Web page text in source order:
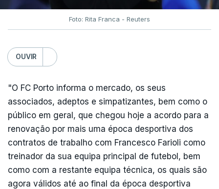
Foto: Rita Franca - Reuters
OUVIR
"O FC Porto informa o mercado, os seus
associados, adeptos e simpatizantes, bem como o
público em geral, que chegou hoje a acordo para a
renovação por mais uma época desportiva dos
contratos de trabalho com Francesco Farioli como
treinador da sua equipa principal de futebol, bem
como com a restante equipa técnica, os quais são
agora válidos até ao final da época desportiva